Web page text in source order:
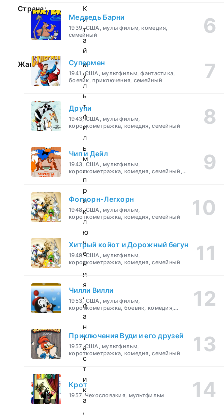
Страна:
К
и
т
а
й
Жанр:
м
у
л
ь
т
ф
и
л
ь
м
,
п
р
и
к
л
ю
ч
е
н
и
я
,
ф
а
н
т
а
с
т
и
к
а
,
Медведь Барни
1939, США, мультфильм, комедия,
семейный
Супермен
1941, США, мультфильм, фантастика,
боевик, приключения, семейный
Друпи
1943, США, мультфильм,
короткометражка, комедия, семейный
Чип и Дейл
1943, США, мультфильм,
короткометражка, комедия, семейный,
детский
Фогхорн-Легхорн
1948, США, мультфильм,
короткометражка, комедия, семейный
Хитрый койот и Дорожный бегун
1949, США, мультфильм,
короткометражка, комедия, семейный
Чилли Вилли
1953, США, мультфильм,
короткометражка, боевик, комедия,
приключения, семейный
Приключения Вуди и его друзей
1957, США, мультфильм,
короткометражка, комедия, семейный
Крот
1957, Чехословакия, мультфильм